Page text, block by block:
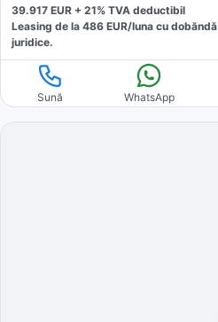
39.917 EUR + 21% TVA deductibil
Leasing de la 486 EUR/luna cu dobăndă
juridice.
Sună WhatsApp